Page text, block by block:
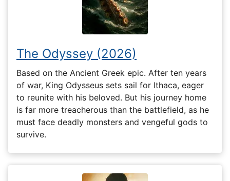
The Odyssey (2026)
Based on the Ancient Greek epic. After ten years
of war, King Odysseus sets sail for Ithaca, eager
to reunite with his beloved. But his journey home
is far more treacherous than the battlefield, as he
must face deadly monsters and vengeful gods to
survive.